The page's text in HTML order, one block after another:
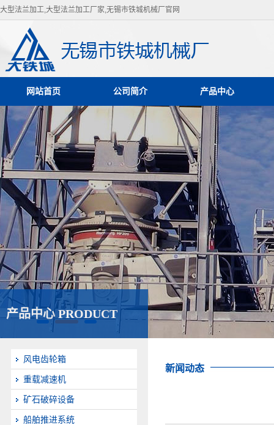
大型法兰加工,大型法兰加工厂家,无锡市铁城机械厂官网
网站首页 公司简介 产品中心
产品中心 PRODUCT
风电齿轮箱
重载减速机
矿石破碎设备
船舶推进系统
新闻动态